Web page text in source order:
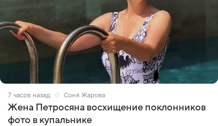
7 часов назад Соня Жарова
Жена Петросяна восхищение поклонников
фото в купальнике